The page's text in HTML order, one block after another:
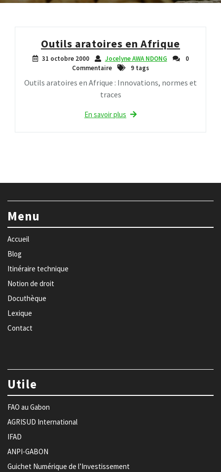
Outils aratoires en Afrique
31 octobre 2000 Jocelyne AWA NDONG
0
Commentaire
9 tags
Outils aratoires en Afrique : Innovations, normes et
traces
En savoir plus
Menu
Accueil
Blog
Itinéraire technique
Notion de droit
Docuthèque
Lexique
Contact
Utile
FAO au Gabon
AGRISUD International
IFAD
ANPI-GABON
Guichet Numérique de l’Investissement